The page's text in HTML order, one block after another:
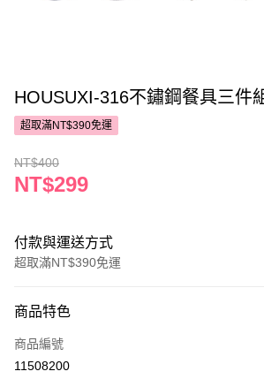
HOUSUXI-316不鏽鋼餐具三件
超取滿NT$390免運
NT$400
NT$299
付款與運送方式
超取滿NT$390免運
POYA支付
信用卡一次付款
商品特色
商品編號
11508200